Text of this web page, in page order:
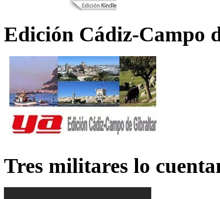
Edición Cádiz-Campo
Tres militares lo